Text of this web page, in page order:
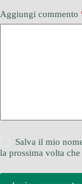
Aggiungi commento
Salva il mio
la prossima volta